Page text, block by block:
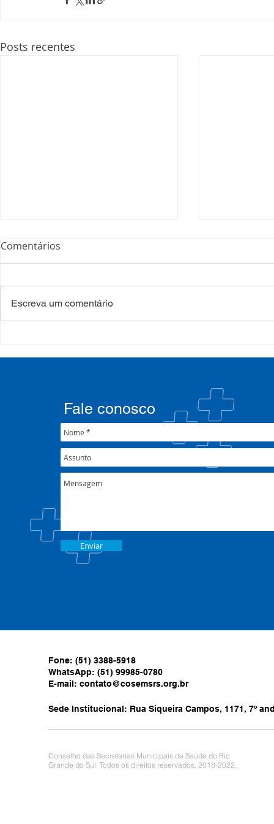
Posts recentes
001/2022
Comentários
Escreva um comentário
Enviar
Fale conosco
Fone: (51) 3388-5918
WhatsApp: (51) 99985-0780
E-mail: contato@cosemsrs.org.br
Sede Institucional: Rua Siqueira Campos, 1171, 7º
Conselho das Secretarias Municipais de Saúde do Rio
Grande do Sul. Todos os direitos reservados. 2018-2022.